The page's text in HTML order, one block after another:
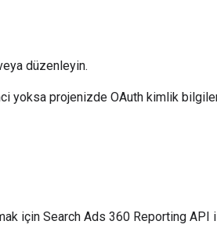
düzenleyin.
yoksa projenizde OAuth kimlik
için Search Ads 360 Reporting API